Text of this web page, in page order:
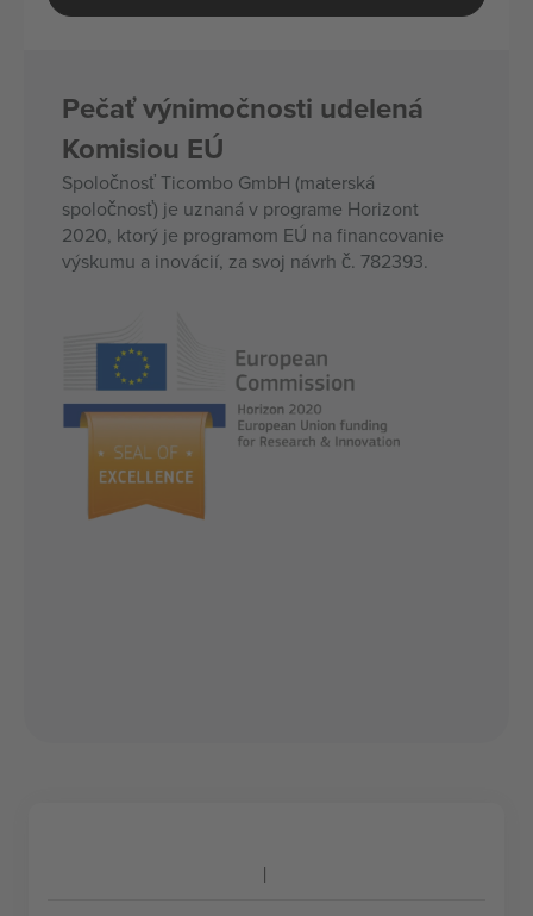
Pečať výnimočnosti udelená
Komisiou EÚ
Spoločnosť Ticombo GmbH (materská
spoločnosť) je uznaná v programe Horizont
2020, ktorý je programom EÚ na financovanie
výskumu a inovácií, za svoj návrh č. 782393.